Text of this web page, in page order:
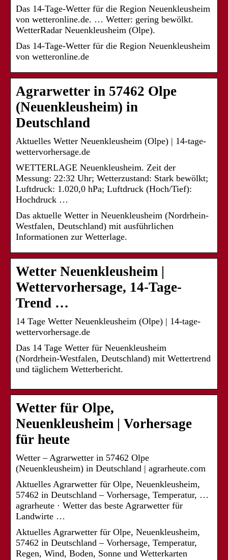
Das 14-Tage-Wetter für die Region Neuenkleusheim
von wetteronline.de. … Wetter: gering bewölkt.
WetterRadar Neuenkleusheim (Olpe).
Das 14-Tage-Wetter für die Region Neuenkleusheim
von wetteronline.de
Agrarwetter in 57462 Olpe
(Neuenkleusheim) in
Deutschland
Aktuelles Wetter Neuenkleusheim (Olpe) | 14-tage-
wettervorhersage.de
WETTERLAGE Neuenkleusheim. Zeit der
Messung: 22:32 Uhr; Wetterzustand: Stark bewölkt;
Luftdruck: 1.020,0 hPa; Luftdruck (Hoch/Tief):
Hochdruck …
Das aktuelle Wetter in Neuenkleusheim (Nordrhein-
Westfalen, Deutschland) mit ausführlichen
Informationen zur Wetterlage.
Wetter Neuenkleusheim |
Wettervorhersage, 14-Tage-
Trend …
14 Tage Wetter Neuenkleusheim (Olpe) | 14-tage-
wettervorhersage.de
Das 14 Tage Wetter für Neuenkleusheim
(Nordrhein-Westfalen, Deutschland) mit Wettertrend
und täglichem Wetterbericht.
Wetter für Olpe,
Neuenkleusheim | Vorhersage
für heute
Wetter – Agrarwetter in 57462 Olpe
(Neuenkleusheim) in Deutschland | agrarheute.com
Aktuelles Agrarwetter für Olpe, Neuenkleusheim,
57462 in Deutschland – Vorhersage, Temperatur, …
agrarheute · Wetter das beste Agrarwetter für
Landwirte …
Aktuelles Agrarwetter für Olpe, Neuenkleusheim,
57462 in Deutschland – Vorhersage, Temperatur,
Regen, Wind, Boden, Sonne und Wetterkarten